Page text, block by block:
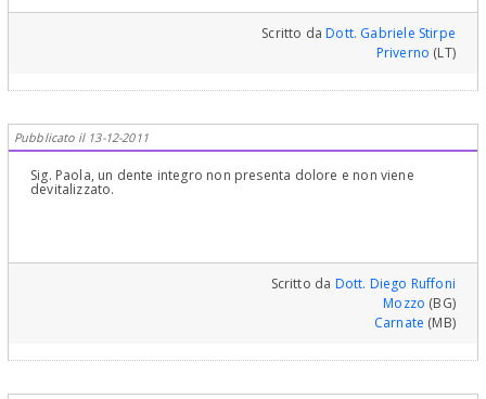
Scritto daDott. Gabriele Stirpe
Priverno (LT)
Pubblicato il 13-12-2011
Sig. Paola, un dente integro non presenta dolore e non viene
devitalizzato.
Scritto da Dott. Diego Ruffoni
Mozzo (BG)
Carnate (MB)